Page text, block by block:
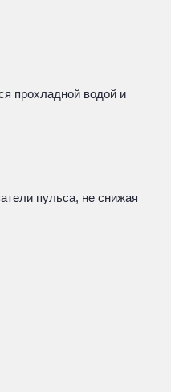
прохладной водой и
пульса, не снижая